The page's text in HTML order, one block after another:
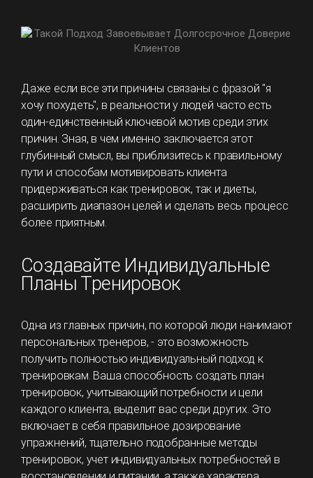
Даже если все эти причины связаны с фразой "я
хочу похудеть", в реальности у людей часто есть
один-единственный ключевой мотив среди этих
причин. Зная, в чем именно заключается этот
глубинный смысл, вы приблизитесь к правильному
пути и способам мотивировать клиента
придерживаться как тренировок, так и диеты,
расширить диапазон целей и сделать весь процесс
более приятным.
Создавайте Индивидуальные
Планы Тренировок
Одна из главных причин, по которой люди нанимают
персональных тренеров, - это возможность
получить полностью индивидуальный подход к
тренировкам. Ваша способность создать план
тренировок, учитывающий потребности и цели
каждого клиента, выделит вас среди других. Это
включает в себя правильное дозирование
упражнений, тщательно подобранные методы
тренировок, учет индивидуальных потребностей в